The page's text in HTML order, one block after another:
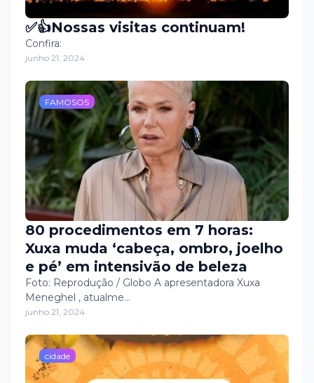
✅👍Nossas visitas continuam!
Confira:
junho 21, 2024
FAMOSOS
80 procedimentos em 7 horas:
Xuxa muda ‘cabeça, ombro, joelho
e pé’ em intensivão de beleza
Foto: Reprodução / Globo A apresentadora Xuxa
Meneghel , atualme…
junho 21, 2024
cidade